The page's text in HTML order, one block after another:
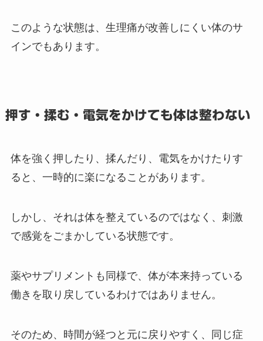
このような状態は、生理痛が改善しにくい体のサ
インでもあります。
押す・揉む・電気をかけても体は整わない
体を強く押したり、揉んだり、電気をかけたりす
ると、一時的に楽になることがあります。
しかし、それは体を整えているのではなく、刺激
で感覚をごまかしている状態です。
薬やサプリメントも同様で、体が本来持っている
働きを取り戻しているわけではありません。
そのため、時間が経つと元に戻りやすく、同じ症